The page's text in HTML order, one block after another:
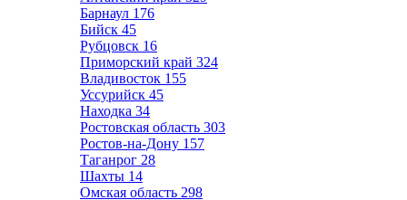
Барнаул 176
Бийск 45
Рубцовск 16
Приморский край 324
Владивосток 155
Уссурийск 45
Находка 34
Ростовская область 303
Ростов-на-Дону 157
Таганрог 28
Шахты 14
Омская область 298